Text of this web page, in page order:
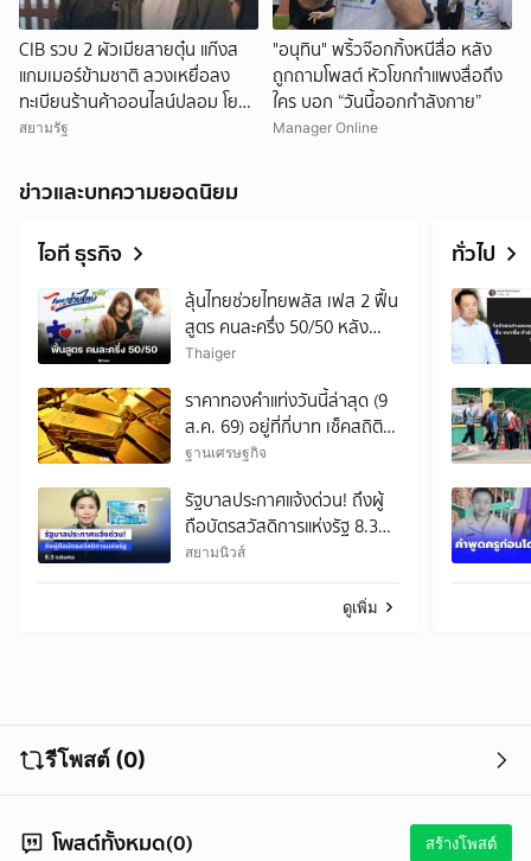
CIB รวบ 2 ผัวเมียสายตุ๋น แก๊งส
แกมเมอร์ข้ามชาติ ลวงเหยื่อลง
ทะเบียนร้านค้าออนไลน์ปลอม โยง
กว่า 600 คดี เสียหายทะลุ 23 ล้าน
สยามรัฐ
"อนุทิน" พริ้วจ๊อกกิ้งหนีสื่อ หลัง
ถูกถามโพสต์ หัวโขกกำแพงสื่อถึง
ใคร บอก “วันนี้ออกกำลังกาย”
Manager Online
ข่าวและบทความยอดนิยม
ไอที ธุรกิจ
ลุ้นไทยช่วยไทยพลัส เฟส 2 ฟื้น
สูตร คนละครึ่ง 50/50 หลัง
ประชาชนบ่นคำนวณยาก
Thaiger
ราคาทองคำแท่งวันนี้ล่าสุด (9
ส.ค. 69) อยู่ที่กี่บาท เช็คสถิติ
การปรับขึ้น-ลง
ฐานเศรษฐกิจ
รัฐบาลประกาศแจ้งด่วน! ถึงผู้
ถือบัตรสวัสดิการแห่งรัฐ 8.3
แสนคน
สยามนิวส์
ดูเพิ่ม
ทั่วไป
รีโพสต์ (0)
โพสต์ทั้งหมด(0) สร้างโพสต์